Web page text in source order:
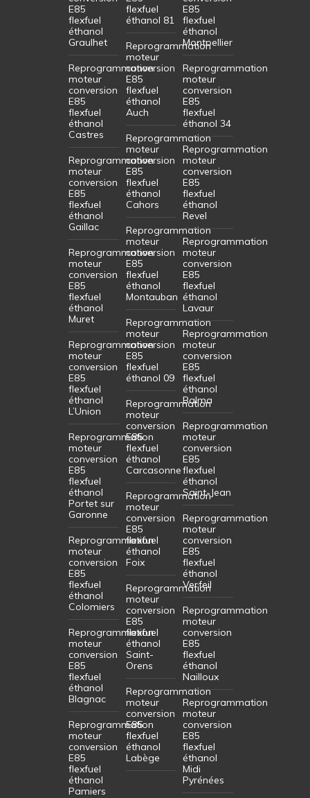
E85
flexfuel
éthanol
Graulhet
Reprogrammation
moteur
conversion
E85
flexfuel
éthanol
Castres
Reprogrammation
moteur
conversion
E85
flexfuel
éthanol
Gaillac
Reprogrammation
moteur
conversion
E85
flexfuel
éthanol
Muret
Reprogrammation
moteur
conversion
E85
flexfuel
éthanol
L’Union
Reprogrammation
moteur
conversion
E85
flexfuel
éthanol
Portet sur
Garonne
Reprogrammation
moteur
conversion
E85
flexfuel
éthanol
Colomiers
Reprogrammation
moteur
conversion
E85
flexfuel
éthanol
Blagnac
Reprogrammation
moteur
conversion
E85
flexfuel
éthanol
Pamiers
flexfuel
éthanol 81
Reprogrammation
moteur
conversion
E85
flexfuel
éthanol
Auch
Reprogrammation
moteur
conversion
E85
flexfuel
éthanol
Cahors
Reprogrammation
moteur
conversion
E85
flexfuel
éthanol
Montauban
Reprogrammation
moteur
conversion
E85
flexfuel
éthanol 09
Reprogrammation
moteur
conversion
E85
flexfuel
éthanol
Carcasonne
Reprogrammation
moteur
conversion
E85
flexfuel
éthanol
Foix
Reprogrammation
moteur
conversion
E85
flexfuel
éthanol
Saint-
Orens
Reprogrammation
moteur
conversion
E85
flexfuel
éthanol
Labège
E85
flexfuel
éthanol
Montpellier
Reprogrammation
moteur
conversion
E85
flexfuel
éthanol 34
Reprogrammation
moteur
conversion
E85
flexfuel
éthanol
Revel
Reprogrammation
moteur
conversion
E85
flexfuel
éthanol
Lavaur
Reprogrammation
moteur
conversion
E85
flexfuel
éthanol
Balma
Reprogrammation
moteur
conversion
E85
flexfuel
éthanol
Saint-Jean
Reprogrammation
moteur
conversion
E85
flexfuel
éthanol
Verfeil
Reprogrammation
moteur
conversion
E85
flexfuel
éthanol
Nailloux
Reprogrammation
moteur
conversion
E85
flexfuel
éthanol
Midi
Pyrénées